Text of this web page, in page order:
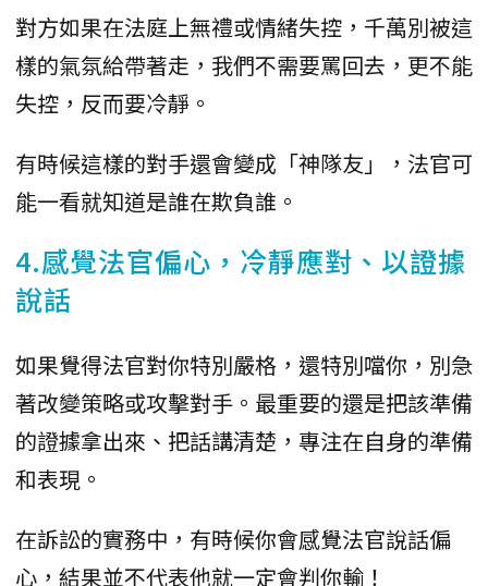
對方如果在法庭上無禮或情緒失控，千萬別被這
樣的氣氛給帶著走，我們不需要罵回去，更不能
失控，反而要冷靜。
有時候這樣的對手還會變成「神隊友」，法官可
能一看就知道是誰在欺負誰。
4.感覺法官偏心，冷靜應對、以證據
說話
如果覺得法官對你特別嚴格，還特別噹你，別急
著改變策略或攻擊對手。最重要的還是把該準備
的證據拿出來、把話講清楚，專注在自身的準備
和表現。
在訴訟的實務中，有時候你會感覺法官說話偏
心，結果並不代表他就一定會判你輸！